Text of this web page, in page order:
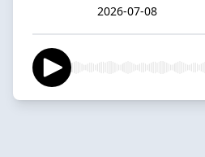
2026-07-08